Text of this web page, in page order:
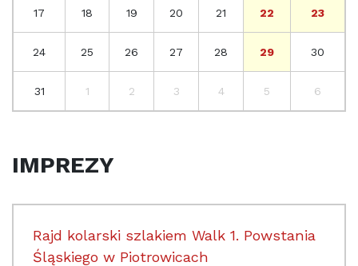
17 18 19 20 21 22 23
24 25 26 27 28 29 30
31 1 2 3 4 5 6
IMPREZY
Rajd kolarski szlakiem Walk 1. Powstania
Śląskiego w Piotrowicach